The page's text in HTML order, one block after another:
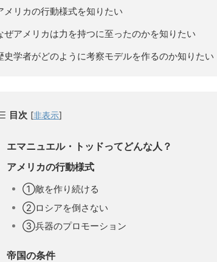
メリカの行動様式を知りたい
ぜアメリカは力を持つに至ったのかを知りたい
史学者がどのように考察モデルを作るのか知りたい
目次 [非表示]
エマニュエル・トッドってどんな人？
アメリカの行動様式
①敵を作り続ける
②ロシアを倒さない
③兵器のプロモーション
帝国の条件